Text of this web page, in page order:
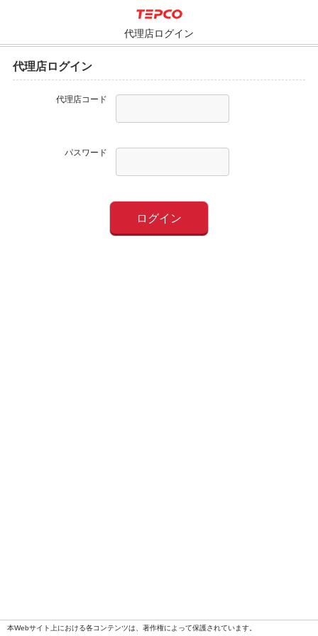
代理店ログイン
代理店ログイン
代理店コード
パスワード
本Webサイト上における各コンテンツは、著作権によって保護されています。